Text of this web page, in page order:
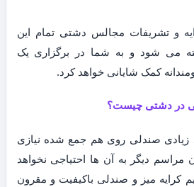
و تشریفات مجالس دشتی تمام این
می شود و به شما در برگزاری یک
کمک شایانی خواهد کرد.
در دشتی چیست؟
زیادی صندلی روی هم جمع شده نیازی
دیگر به آن ها احتیاجی نخواهد
کرایه میز و صندلی باکیفیت و مقرون